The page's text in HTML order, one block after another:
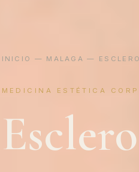
INICIO — MALAGA —
MEDICINA ESTÉTICA